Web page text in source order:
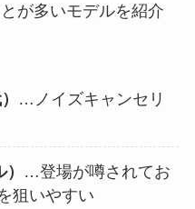
が多いモデルを紹介
…ノイズキャンセリ
…登場が噂されてお
狙いやすい